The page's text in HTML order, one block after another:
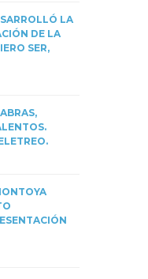
LA
DE LA
SER,